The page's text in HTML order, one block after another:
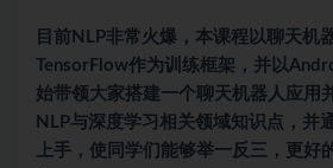
目前NLP非常火爆，本课程以聊天机
TensorFlow作为训练框架，并以
始带领大家搭建一个聊天机器人应用
NLP与深度学习相关领域知识点，并
上手，使同学们能够举一反三，更好